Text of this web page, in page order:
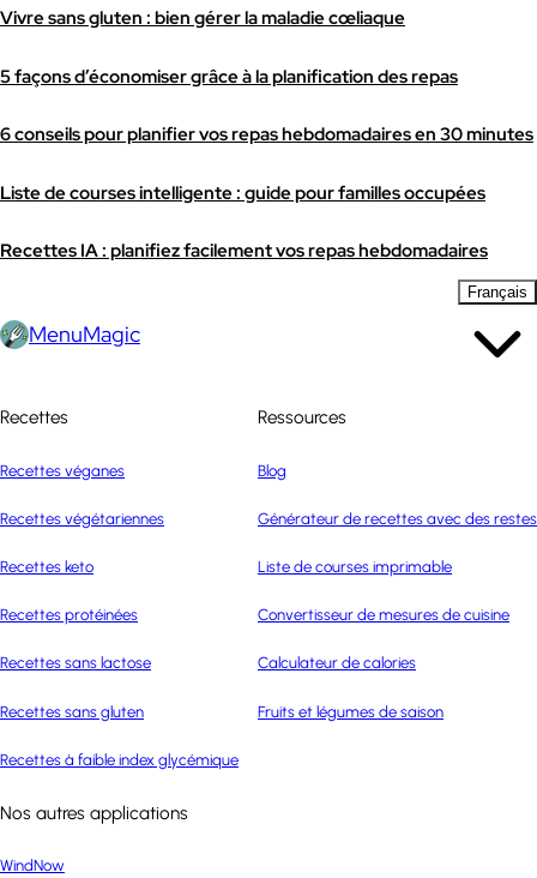
Vivre sans gluten : bien gérer la maladie cœliaque
5 façons d’économiser grâce à la planification des repas
6 conseils pour planifier vos repas hebdomadaires en 30 minutes
Liste de courses intelligente : guide pour familles occupées
Recettes IA : planifiez facilement vos repas hebdomadaires
MenuMagic
Français
Recettes
Recettes véganes
Recettes végétariennes
Recettes keto
Recettes protéinées
Recettes sans lactose
Recettes sans gluten
Recettes à faible index glycémique
Ressources
Blog
Générateur de recettes avec des restes
Liste de courses imprimable
Convertisseur de mesures de cuisine
Calculateur de calories
Fruits et légumes de saison
Nos autres applications
WindNow